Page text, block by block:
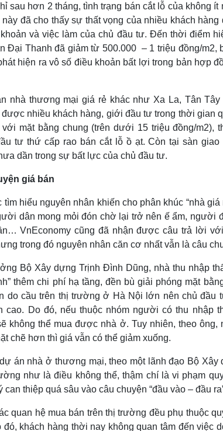
sau hơn 2 tháng, tình trạng bán cắt lỗ của không ít
này đã cho thấy sự thất vọng của nhiều khách
và việc làm của chủ đầu tư. Đến thời điểm
Đại Thanh đã giảm từ 500.000 – 1 triệu đồng/m2,
hiện ra vô số điều khoản bất lợi trong bản hợp
nhà thương mại giá rẻ khác như Xa La, Tân
nhiều khách hàng, giới đầu tư trong thời gian
với mặt bằng chung (trên dưới 15 triệu đồng/m2),
tư thứ cấp rao bán cắt lỗ ồ ạt. Còn tại sàn giao
dần trong sự bất lực của chủ đầu tư.
giá bán
tìm hiểu nguyên nhân khiến cho phân khúc “nhà
dân mong mỏi đón chờ lại trở nên ế ẩm, người
VnEconomy cũng đã nhận được câu trả lời
trong đó nguyên nhân căn cơ nhất vẫn là câu
Bộ Xây dựng Trịnh Đình Dũng, nhà thu nhập
thêm chi phí hạ tầng, đền bù giải phóng mặt
do cầu trên thị trường ở Hà Nội lớn nên chủ đầu
cao. Do đó, nếu thuộc nhóm người có thu nhập
không thể mua được nhà ở. Tuy nhiên, theo ông,
chẽ hơn thì giá vẫn có thể giảm xuống.
án nhà ở thương mại, theo một lãnh đạo Bộ Xây
như là điều không thể, thậm chí là vi phạm
can thiệp quá sâu vào câu chuyện “đầu vào – đầu
quan hệ mua bán trên thị trường đều phụ thuộc
đó, khách hàng thời nay không quan tâm đến việc